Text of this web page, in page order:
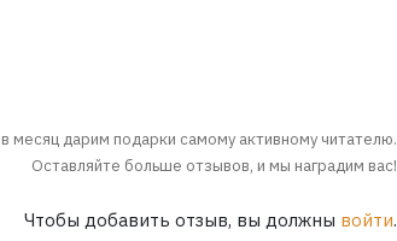
в месяц дарим подарки самому активному читателю.
Оставляйте больше отзывов, и мы наградим вас!
Чтобы добавить отзыв, вы должны войти.